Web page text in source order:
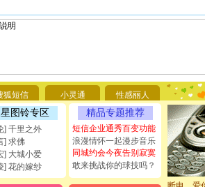
狐短信 小灵通 性感丽人
图铃专区
] 千里之外
求佛
] 大城小爱
] 花的嫁纱
精品专题推荐
短信企业通秀百变功能
浪漫情怀一起漫步音乐
同城约会今夜告别寂寞
敢来挑战你的球技吗？
[圣诞节]
你太多，
要平安
[圣诞节]
能正大光
都要快乐
[圣诞节]
如意,快
[元旦]看
断电。爱